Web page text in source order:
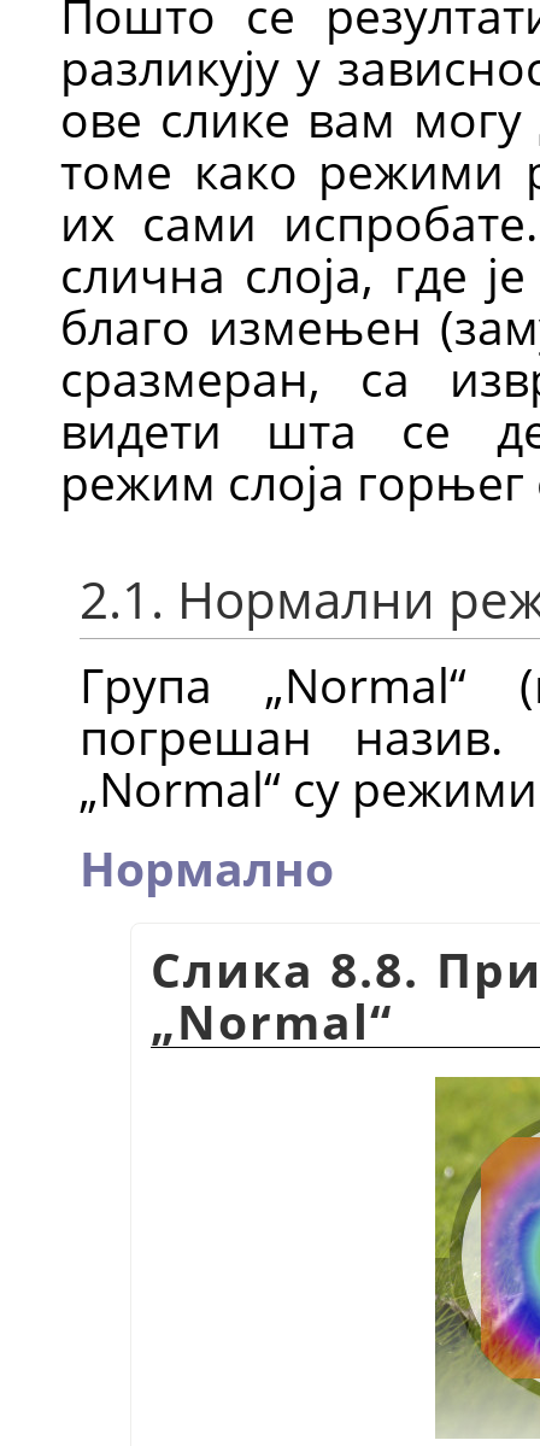
Пошто се
разликују у
ове слике вам
томе како режими
их сами
слична слоја, где
благо измењен
сразмеран, са
видети шта се
режим слоја горњег
2.1. Нормални
Група „Normal“
погрешан
„Normal“ су
Нормално
Слика 8.8.
„Normal“